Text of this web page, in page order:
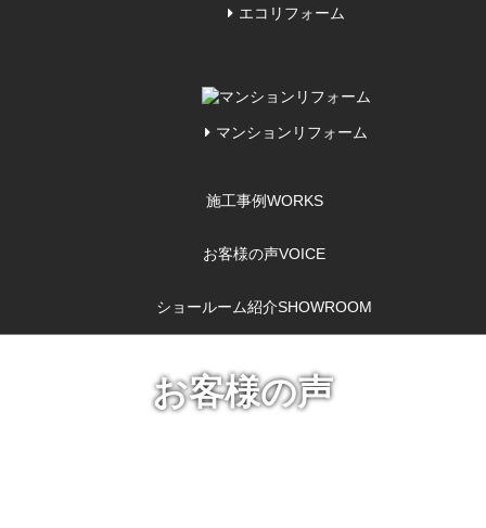
エコリフォーム
マンションリフォーム
施工事例WORKS
お客様の声VOICE
ショールーム紹介SHOWROOM
お客様の声